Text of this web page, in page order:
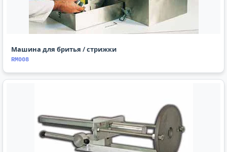
Машина для бритья / стрижки
RM008